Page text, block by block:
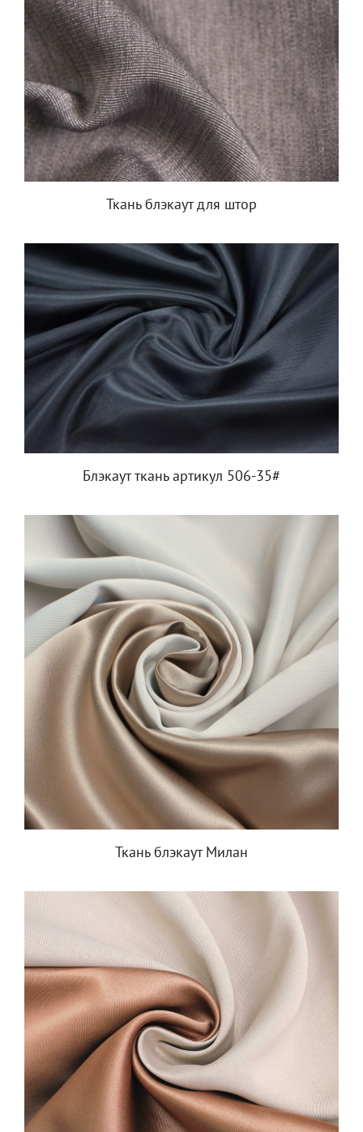
Ткань блэкаут для штор
Блэкаут ткань артикул 506-35#
Ткань блэкаут Милан